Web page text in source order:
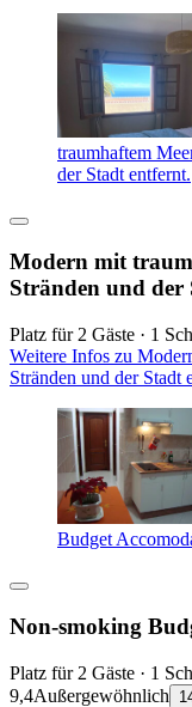
traumhaftem
der Stadt entfernt.
Modern mit
Stränden und der
Platz für 2 Gäste · 1
Weitere Infos zu
Stränden und der Stadt
Budget
Non-smoking
Platz für 2 Gäste · 1
9,4Außergewöhnlich